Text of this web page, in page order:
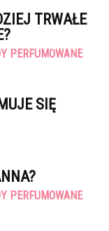
TRWAŁE
PERFUMOWANE
SIĘ
PERFUMOWANE